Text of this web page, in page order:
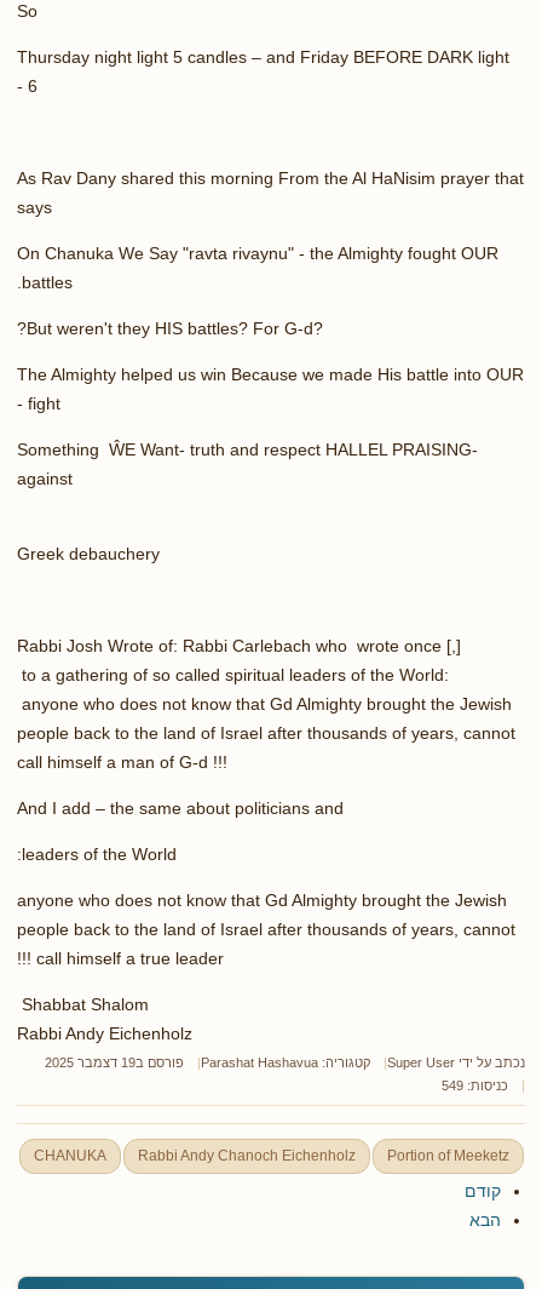
So
Thursday night light 5 candles – and Friday BEFORE DARK light
6
-
As Rav Dany shared this morning From the Al HaNisim prayer that
says
On Chanuka We Say "ravta rivaynu" - the Almighty fought OUR
battles
.
But weren't they HIS battles? For G-d?
?
The Almighty helped us win Because we made His battle into OUR
fight
-
Something ŴE Want- truth and respect HALLEL PRAISING-
against
Greek debauchery
[,]
Rabbi Josh Wrote of: Rabbi Carlebach who wrote once
to a gathering of so called spiritual leaders of the World:
anyone who does not know that Gd Almighty brought the Jewish
people back to the land of Israel after thousands of years, cannot
call himself a man of G-d !!!
And I add – the same about politicians and
leaders of the World
:
anyone who does not know that Gd Almighty brought the Jewish
people back to the land of Israel after thousands of years, cannot
call himself a true leader
!!!
Shabbat Shalom
Rabbi Andy Eichenholz
נכתב על ידי Super User קטגוריה: Parashat Hashavua
פורסם ב19 דצמבר 2025
כניסות: 549
Portion of Meeketz
Rabbi Andy Chanoch Eichenholz
CHANUKA
קודם
הבא